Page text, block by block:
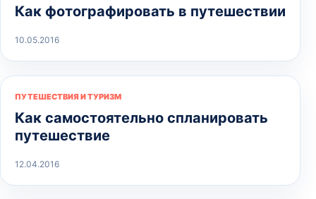
Как фотографировать в путешествии
10.05.2016
ПУТЕШЕСТВИЯ И ТУРИЗМ
Как самостоятельно спланировать
путешествие
12.04.2016